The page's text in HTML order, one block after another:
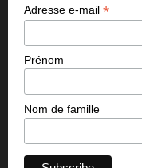
Adresse e-mail *
Prénom
Nom de famille